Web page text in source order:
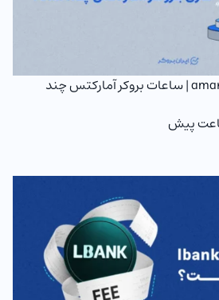
برررسی ساعت بروکر amarket | ساعات بروکر آمارکتس چند